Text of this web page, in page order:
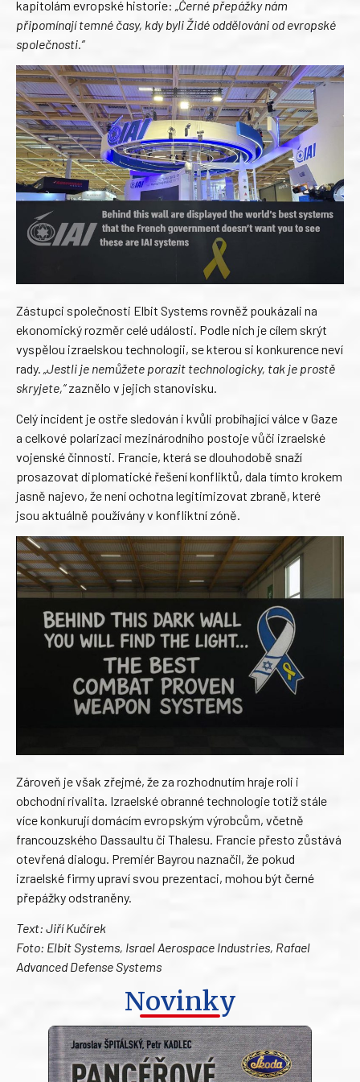
kapitolám evropské historie: „Černé přepážky nám
připomínají temné časy, kdy byli Židé oddělováni od evropské
společnosti.“
Zástupci společnosti Elbit Systems rovněž poukázali na
ekonomický rozměr celé události. Podle nich je cílem skrýt
vyspělou izraelskou technologii, se kterou si konkurence neví
rady. „Jestli je nemůžete porazit technologicky, tak je prostě
skryjete,“zaznělo v jejich stanovisku.
Celý incident je ostře sledován i kvůli probíhající válce v Gaze
a celkové polarizaci mezinárodního postoje vůči izraelské
vojenské činnosti. Francie, která se dlouhodobě snaží
prosazovat diplomatické řešení konfliktů, dala tímto krokem
jasně najevo, že není ochotna legitimizovat zbraně, které
jsou aktuálně používány v konfliktní zóně.
Zároveň je však zřejmé, že za rozhodnutím hraje roli i
obchodní rivalita. Izraelské obranné technologie totiž stále
více konkurují domácím evropským výrobcům, včetně
francouzského Dassaultu či Thalesu. Francie přesto zůstává
otevřená dialogu. Premiér Bayrou naznačil, že pokud
izraelské firmy upraví svou prezentaci, mohou být černé
přepážky odstraněny.
Text: Jiří Kučírek
Foto: Elbit Systems, Israel Aerospace Industries, Rafael
Advanced Defense Systems
Novinky